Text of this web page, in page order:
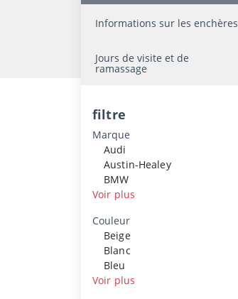
Informations sur les enchères
Jours de visite et de
ramassage
filtre
Marque
Audi
Austin-Healey
BMW
Voir plus
Couleur
Beige
Blanc
Bleu
Voir plus